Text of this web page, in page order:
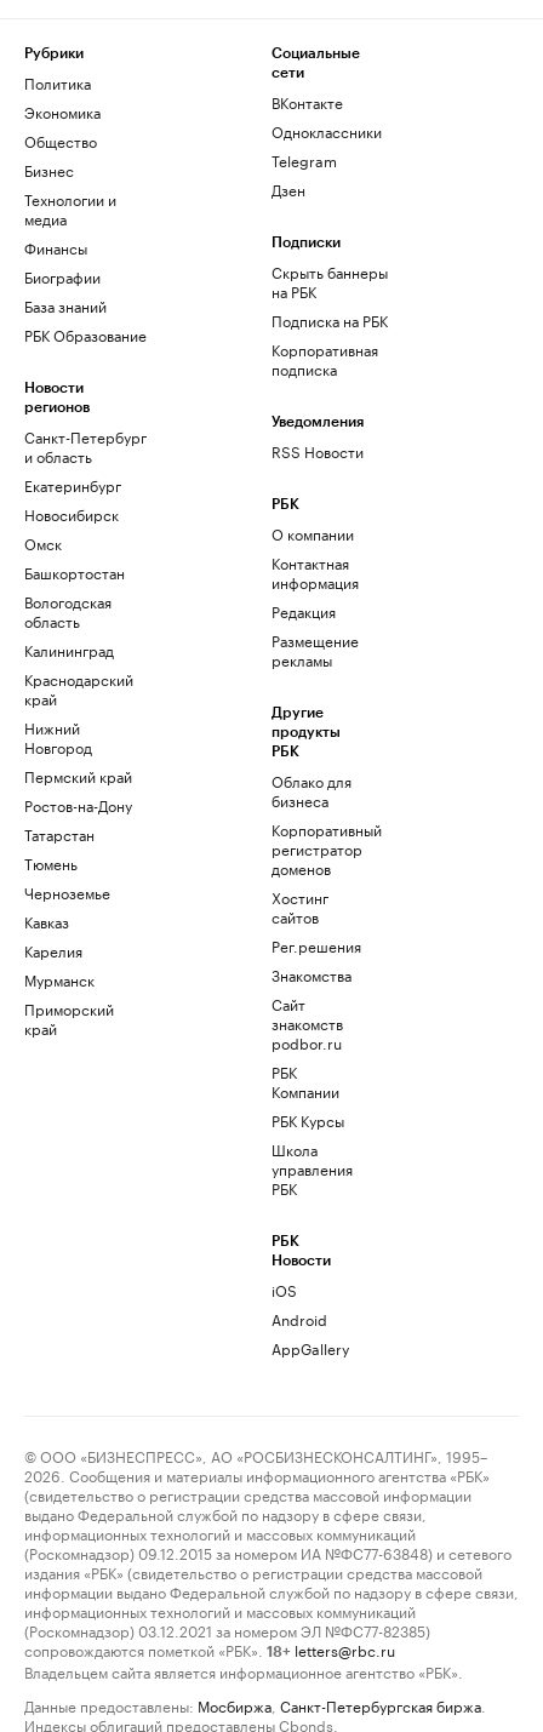
Рубрики
Политика
Экономика
Общество
Бизнес
Технологии и
медиа
Финансы
Биографии
База знаний
РБК Образование
Новости
регионов
Санкт-Петербург
и область
Екатеринбург
Новосибирск
Омск
Башкортостан
Вологодская
область
Калининград
Краснодарский
край
Нижний
Новгород
Пермский край
Ростов-на-Дону
Татарстан
Тюмень
Черноземье
Кавказ
Карелия
Мурманск
Приморский
край
Социальные
сети
ВКонтакте
Одноклассники
Telegram
Дзен
Подписки
Скрыть баннеры
на РБК
Подписка на РБК
Корпоративная
подписка
Уведомления
RSS Новости
РБК
О компании
Контактная
информация
Редакция
Размещение
рекламы
Другие
продукты
РБК
Облако для
бизнеса
Корпоративный
регистратор
доменов
Хостинг
сайтов
Рег.решения
Знакомства
Сайт
знакомств
podbor.ru
РБК
Компании
РБК Курсы
Школа
управления
РБК
РБК
Новости
iOS
Android
AppGallery
© ООО «БИЗНЕСПРЕСС», АО «РОСБИЗНЕСКОНСАЛТИНГ», 1995–
2026. Сообщения и материалы информационного агентства «РБК»
(свидетельство о регистрации средства массовой информации
выдано Федеральной службой по надзору в сфере связи,
информационных технологий и массовых коммуникаций
(Роскомнадзор) 09.12.2015 за номером ИА №ФС77-63848) и сетевого
издания «РБК» (свидетельство о регистрации средства массовой
информации выдано Федеральной службой по надзору в сфере связи,
информационных технологий и массовых коммуникаций
(Роскомнадзор) 03.12.2021 за номером ЭЛ №ФС77-82385)
сопровождаются пометкой «РБК».
18+ letters@rbc.ru
Владельцем сайта является информационное агентство «РБК».
Данные предоставлены: Мосбиржа Санкт-Петербургская биржа
Индексы облигаций предоставлены Cbonds.